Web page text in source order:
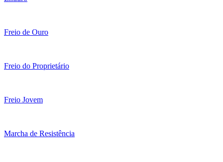
Freio de Ouro
Freio do Proprietário
Freio Jovem
Marcha de Resistência